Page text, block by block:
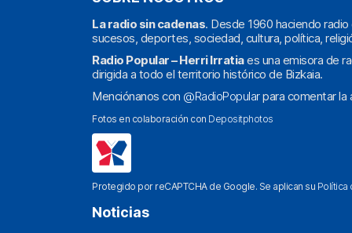
La radio sin cadenas. Desde 1960 haciendo
sucesos, deportes, sociedad, cultura, política,
Radio Popular – Herri Irratiaes una emisora de
dirigida a todo el territorio histórico de Bizkaia.
Menciónanos con @RadioPopularpara comentar la
Fotos en colaboración con Depositphotos
Protegido por reCAPTCHA de Google. Se aplican su Política
Noticias